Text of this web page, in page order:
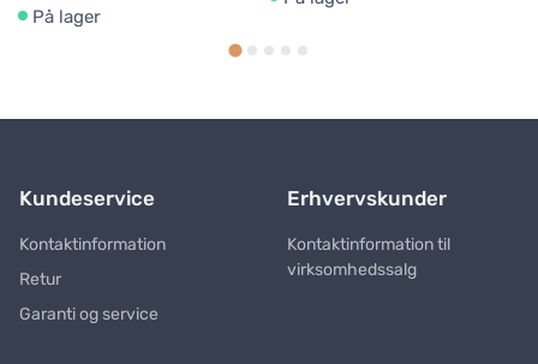
På lager
Kundeservice
Kontaktinformation
Retur
Garanti og service
Erhvervskunder
Kontaktinformation til
virksomhedssalg